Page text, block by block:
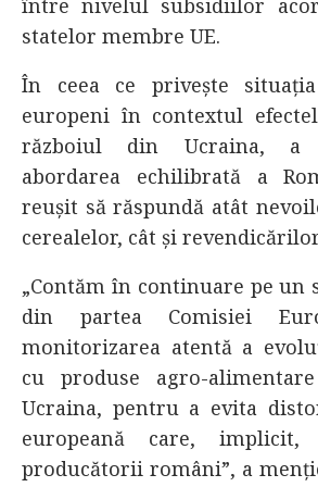
între nivelul subsidiilor
statelor membre UE.
În ceea ce privește
europeni în contextul
războiul din Ucraina, a
abordarea echilibrată a
reușit să răspundă atât
cerealelor, cât și
„Contăm în continuare pe
din partea Comisiei
monitorizarea atentă a
cu produse agro-
Ucraina, pentru a evita
europeană care,
producătorii români”, a